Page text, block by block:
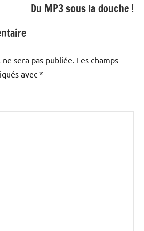
Du MP3 sous la douche !
sera pas publiée. Les champs
avec *